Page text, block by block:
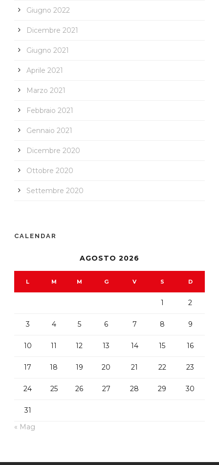
Giugno 2022
Dicembre 2021
Giugno 2021
Aprile 2021
Marzo 2021
Febbraio 2021
Gennaio 2021
Dicembre 2020
Ottobre 2020
Settembre 2020
CALENDAR
AGOSTO 2026
L M M G V S D
1 2
3 4 5 6 7 8 9
10 11 12 13 14 15 16
17 18 19 20 21 22 23
24 25 26 27 28 29 30
31
« Mag